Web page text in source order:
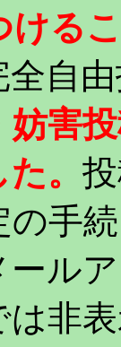
ける
自
妨害
。
の手
ル
は非